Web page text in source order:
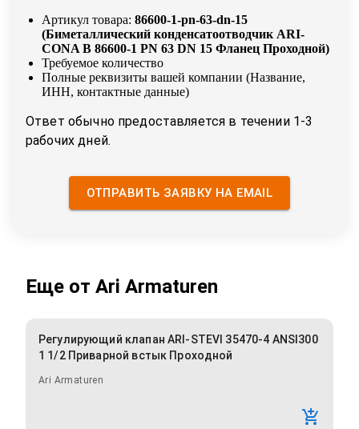
Артикул товара: 86600-1-pn-63-dn-15
(Биметаллический конденсатоотводчик ARI-
CONA B 86600-1 PN 63 DN 15 Фланец Проходной)
Требуемое количество
Полные реквизиты вашей компании (Название,
ИНН, контактные данные)
Ответ обычно предоставляется в течении 1-3
рабочих дней.
ОТПРАВИТЬ ЗАЯВКУ НА EMAIL
Еще от Ari Armaturen
Регулирующий клапан ARI-STEVI 35470-4 ANSI300
1 1/2 Приварной встык Проходной
Ari Armaturen